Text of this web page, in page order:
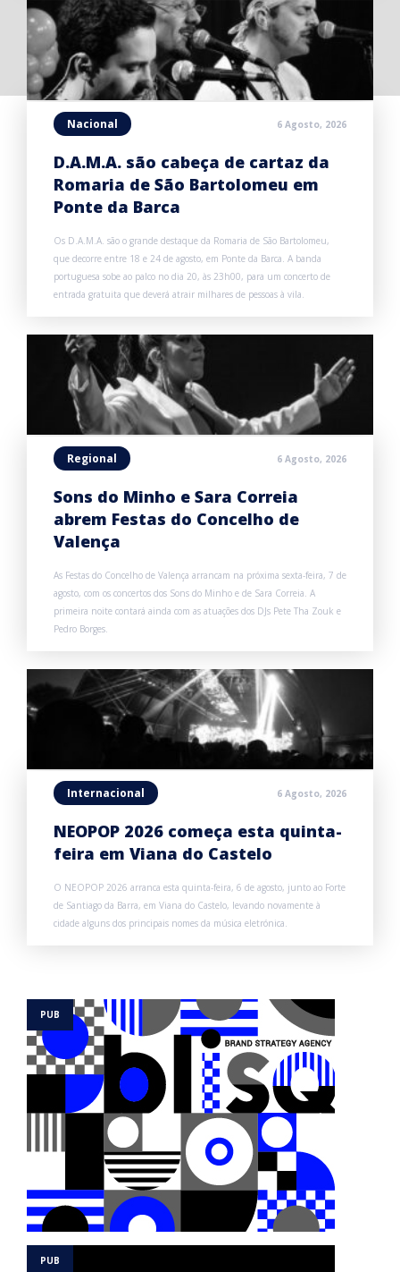
Nacional 6 Agosto, 2026
D.A.M.A. são cabeça de cartaz da
Romaria de São Bartolomeu em
Ponte da Barca
Os D.A.M.A. são o grande destaque da Romaria de São Bartolomeu,
que decorre entre 18 e 24 de agosto, em Ponte da Barca. A banda
portuguesa sobe ao palco no dia 20, às 23h00, para um concerto de
entrada gratuita que deverá atrair milhares de pessoas à vila.
Regional 6 Agosto, 2026
Sons do Minho e Sara Correia
abrem Festas do Concelho de
Valença
As Festas do Concelho de Valença arrancam na próxima sexta-feira, 7 de
agosto, com os concertos dos Sons do Minho e de Sara Correia. A
primeira noite contará ainda com as atuações dos DJs Pete Tha Zouk e
Pedro Borges.
Internacional 6 Agosto, 2026
NEOPOP 2026 começa esta quinta-
feira em Viana do Castelo
O NEOPOP 2026 arranca esta quinta-feira, 6 de agosto, junto ao Forte
de Santiago da Barra, em Viana do Castelo, levando novamente à
cidade alguns dos principais nomes da música eletrónica.